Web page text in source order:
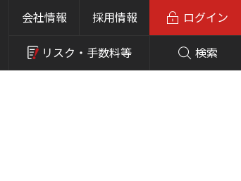
会社情報 採用情報
リスク・ 手数料等 検索
ログイン